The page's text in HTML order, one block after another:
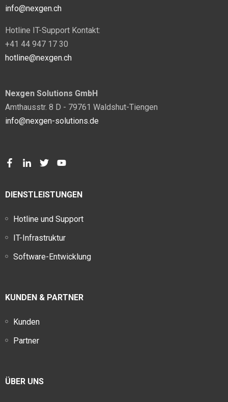
info@nexgen.ch
Hotline IT-Support Kontakt:
+41 44 947 17 30
hotline@nexgen.ch
Nexgen Solutions GmbH
Amthausstr. 8 D - 79761 Waldshut-Tiengen
info@nexgen-solutions.de
DIENSTLEISTUNGEN
Hotline und Support
IT-Infrastruktur
Software-Entwicklung
KUNDEN & PARTNER
Kunden
Partner
ÜBER UNS